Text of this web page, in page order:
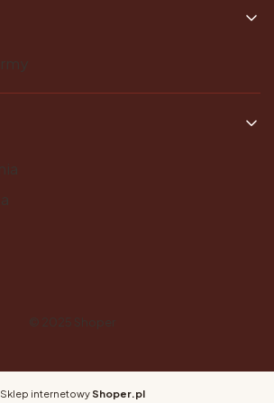
Sklep internetowy Shoper.pl